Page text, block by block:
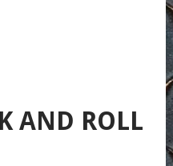
AND ROLL